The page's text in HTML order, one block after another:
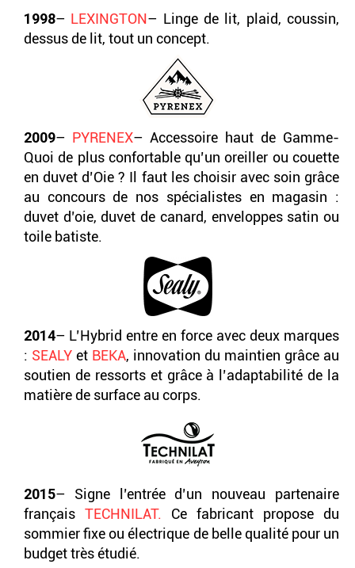
1998– LEXINGTON– Linge de lit, plaid, coussin,
dessus de lit, tout un concept.
2009– PYRENEX– Accessoire haut de Gamme-
Quoi de plus confortable qu’un oreiller ou couette
en duvet d’Oie ? Il faut les choisir avec soin grâce
au concours de nos spécialistes en magasin :
duvet d’oie, duvet de canard, enveloppes satin ou
toile batiste.
2014– L’Hybrid entre en force avec deux marques
: SEALY et BEKA, innovation du maintien grâce au
soutien de ressorts et grâce à l’adaptabilité de la
matière de surface au corps.
2015– Signe l’entrée d’un nouveau partenaire
français TECHNILAT. Ce fabricant propose du
sommier fixe ou électrique de belle qualité pour un
budget très étudié.